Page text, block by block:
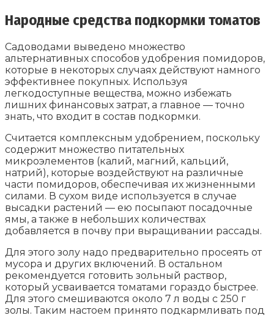
Народные средства подкормки томатов
Садоводами выведено множество
альтернативных способов удобрения помидоров,
которые в некоторых случаях действуют намного
эффективнее покупных. Используя
легкодоступные вещества, можно избежать
лишних финансовых затрат, а главное — точно
знать, что входит в состав подкормки.
Считается комплексным удобрением, поскольку
содержит множество питательных
микроэлементов (калий, магний, кальций,
натрий), которые воздействуют на различные
части помидоров, обеспечивая их жизненными
силами. В сухом виде используется в случае
высадки растений — ею посыпают посадочные
ямы, а также в небольших количествах
добавляется в почву при выращивании рассады.
Для этого золу надо предварительно просеять от
мусора и других включений. В остальном
рекомендуется готовить зольный раствор,
который усваивается томатами гораздо быстрее.
Для этого смешиваются около 7 л воды с 250 г
золы. Таким настоем принято подкармливать под